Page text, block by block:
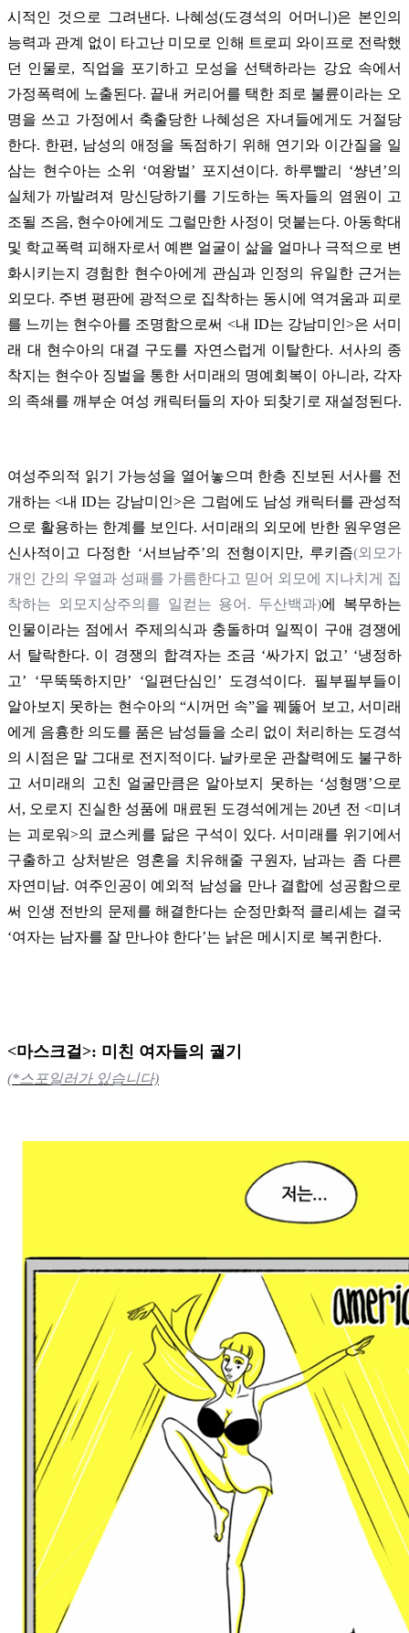
시적인 것으로 그려낸다. 나혜성(도경석의 어머니)은 본인의
능력과 관계 없이 타고난 미모로 인해 트로피 와이프로 전락했
던 인물로, 직업을 포기하고 모성을 선택하라는 강요 속에서
가정폭력에 노출된다. 끝내 커리어를 택한 죄로 불륜이라는 오
명을 쓰고 가정에서 축출당한 나혜성은 자녀들에게도 거절당
한다. 한편, 남성의 애정을 독점하기 위해 연기와 이간질을 일
삼는 현수아는 소위 ‘여왕벌’ 포지션이다. 하루빨리 ‘썅년’의
실체가 까발려져 망신당하기를 기도하는 독자들의 염원이 고
조될 즈음, 현수아에게도 그럴만한 사정이 덧붙는다. 아동학대
및 학교폭력 피해자로서 예쁜 얼굴이 삶을 얼마나 극적으로 변
화시키는지 경험한 현수아에게 관심과 인정의 유일한 근거는
외모다. 주변 평판에 광적으로 집착하는 동시에 역겨움과 피로
를 느끼는 현수아를 조명함으로써 <내 ID는 강남미인>은 서미
래 대 현수아의 대결 구도를 자연스럽게 이탈한다. 서사의 종
착지는 현수아 징벌을 통한 서미래의 명예회복이 아니라, 각자
의 족쇄를 깨부순 여성 캐릭터들의 자아 되찾기로 재설정된다.
여성주의적 읽기 가능성을 열어놓으며 한층 진보된 서사를 전
개하는 <내 ID는 강남미인>은 그럼에도 남성 캐릭터를 관성적
으로 활용하는 한계를 보인다. 서미래의 외모에 반한 원우영은
신사적이고 다정한 ‘서브남주’의 전형이지만, 루키즘(외모가
개인 간의 우열과 성패를 가름한다고 믿어 외모에 지나치게 집
착하는 외모지상주의를 일컫는 용어. 두산백과)에 복무하는
인물이라는 점에서 주제의식과 충돌하며 일찍이 구애 경쟁에
서 탈락한다. 이 경쟁의 합격자는 조금 ‘싸가지 없고’ ‘냉정하
고’ ‘무뚝뚝하지만’ ‘일편단심인’ 도경석이다. 필부필부들이
알아보지 못하는 현수아의 “시꺼먼 속”을 꿰뚫어 보고, 서미래
에게 음흉한 의도를 품은 남성들을 소리 없이 처리하는 도경석
의 시점은 말 그대로 전지적이다. 날카로운 관찰력에도 불구하
고 서미래의 고친 얼굴만큼은 알아보지 못하는 ‘성형맹’으로
서, 오로지 진실한 성품에 매료된 도경석에게는 20년 전 <미녀
는 괴로워>의 쿄스케를 닮은 구석이 있다. 서미래를 위기에서
구출하고 상처받은 영혼을 치유해줄 구원자, 남과는 좀 다른
자연미남. 여주인공이 예외적 남성을 만나 결합에 성공함으로
써 인생 전반의 문제를 해결한다는 순정만화적 클리셰는 결국
‘여자는 남자를 잘 만나야 한다’는 낡은 메시지로 복귀한다.
<마스크걸>: 미친 여자들의 궐기
(*스포일러가 있습니다)